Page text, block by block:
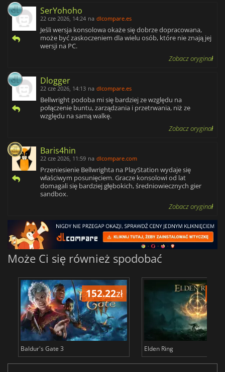
SerYohoho
22 cze 2026, 14:24 na dlcompare.es
Jeśli wersja konsolowa okaże się dobrze dopracowana,
może być zaskoczeniem dla wielu osób, które nie znają jej
wersji na PC.
Zobacz oryginał
Dlogger
22 cze 2026, 14:13 na dlcompare.es
Bellwright podoba mi się bardziej ze względu na
połączenie buntu, zarządzania i przetrwania, niż ze
względu na samą walkę.
Zobacz oryginał
Baris4hin
22 cze 2026, 11:59 na dlcompare.com
Przeniesienie Bellwrighta na PlayStation wydaje się
właściwym posunięciem. Gracze konsolowi od lat
domagali się bardziej głębokich, średniowiecznych gier
sandbox.
Zobacz oryginał
Może Ci się również spodobać
152.22zł
Baldur's Gate 3 Elden Ring